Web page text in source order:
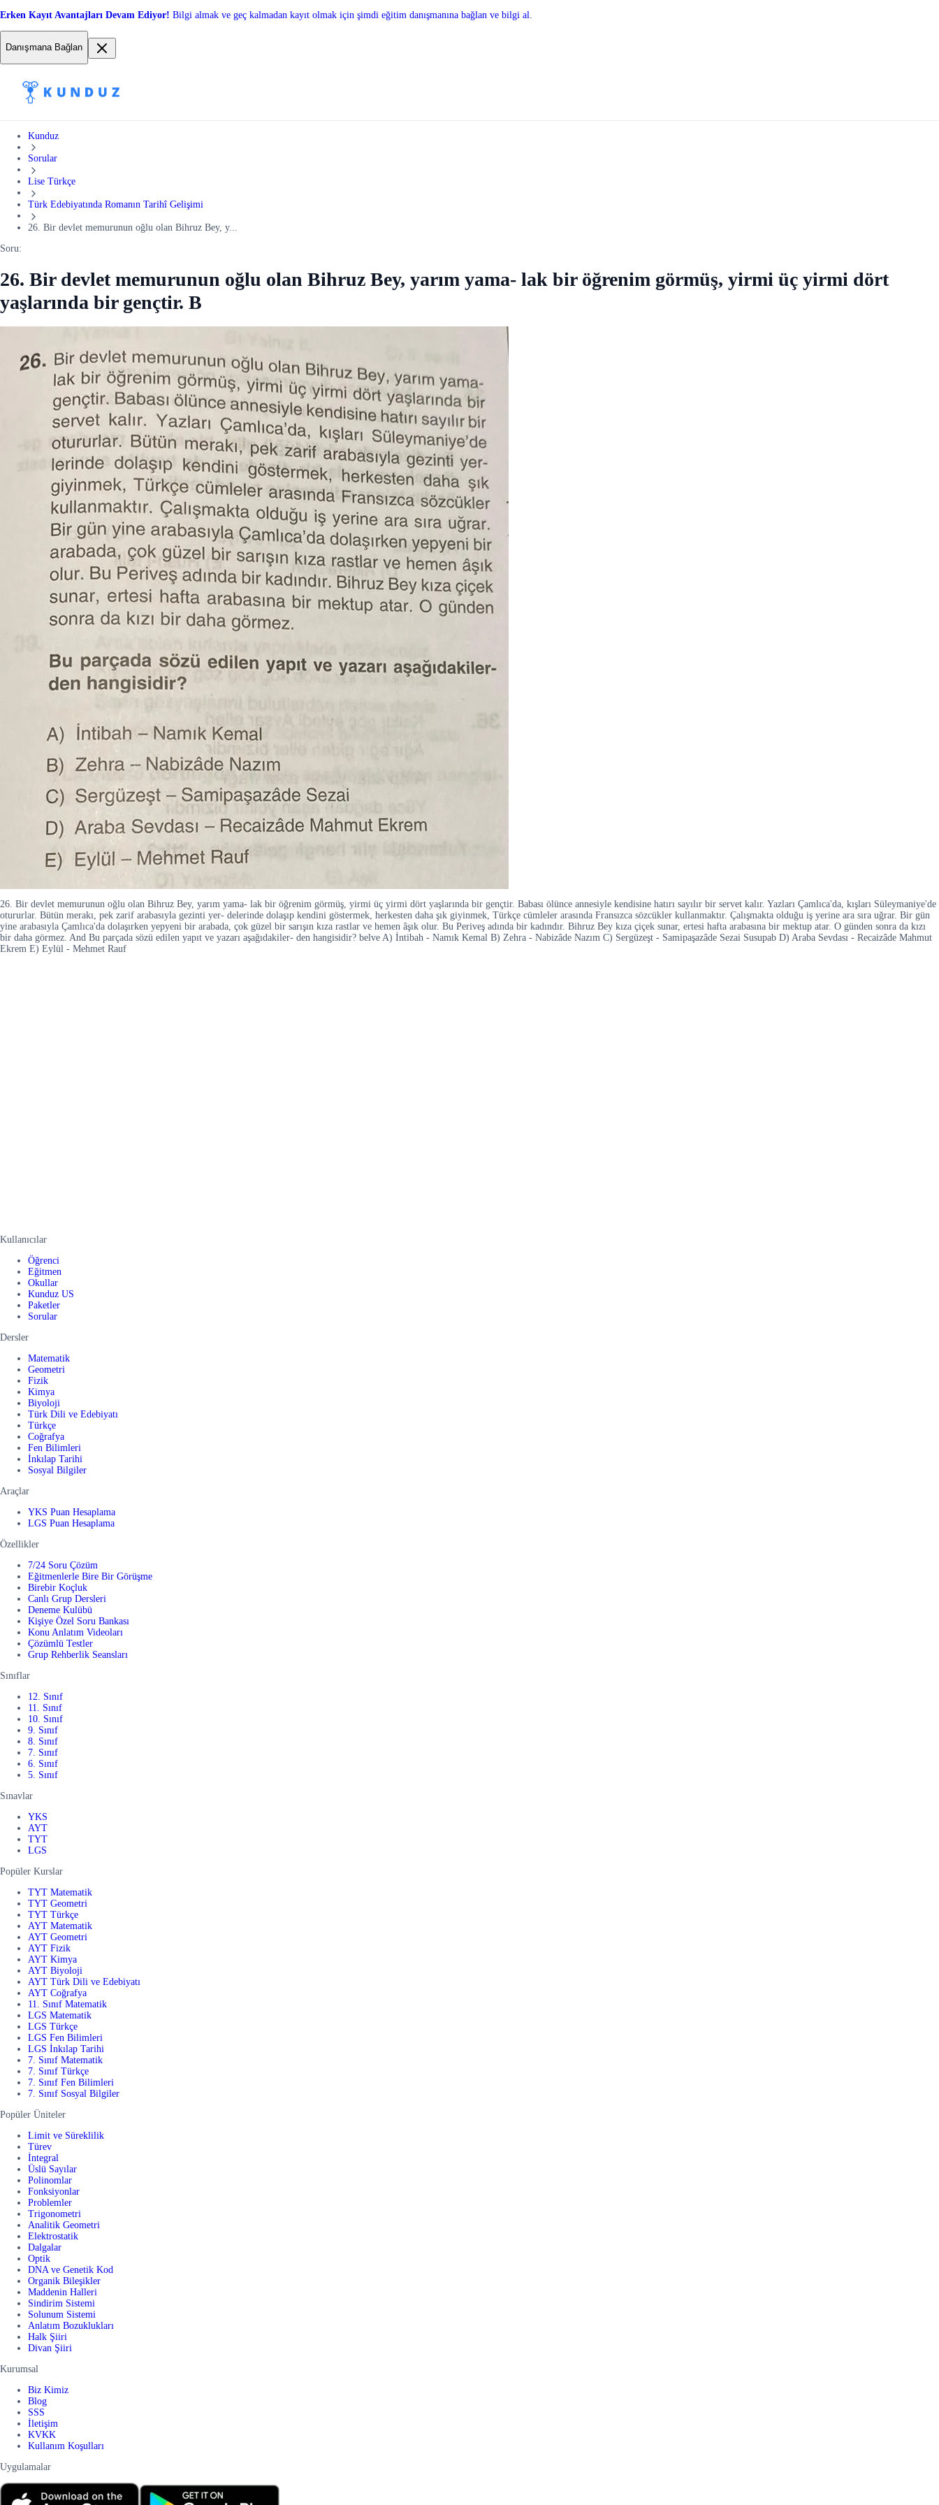
Erken Kayıt Avantajları Devam Ediyor! Bilgi almak ve geç kalmadan kayıt olmak için şimdi eğitim danışmanına bağlan ve bilgi al.
Danışmana Bağlan
Kunduz
Sorular
Lise Türkçe
Türk Edebiyatında Romanın Tarihî Gelişimi
26. Bir devlet memurunun oğlu olan Bihruz Bey, y...
Soru:
26. Bir devlet memurunun oğlu olan Bihruz Bey, yarım yama- lak bir öğrenim görmüş, yirmi üç yirmi dört
yaşlarında bir gençtir. B
26. Bir devlet memurunun oğlu olan Bihruz Bey, yarım yama- lak bir öğrenim görmüş, yirmi üç yirmi dört yaşlarında bir gençtir. Babası ölünce annesiyle kendisine hatırı sayılır bir servet kalır. Yazları Çamlıca'da, kışları Süleymaniye'de
otururlar. Bütün merakı, pek zarif arabasıyla gezinti yer- delerinde dolaşıp kendini göstermek, herkesten daha şık giyinmek, Türkçe cümleler arasında Fransızca sözcükler kullanmaktır. Çalışmakta olduğu iş yerine ara sıra uğrar. Bir gün
yine arabasıyla Çamlıca'da dolaşırken yepyeni bir arabada, çok güzel bir sarışın kıza rastlar ve hemen âşık olur. Bu Periveş adında bir kadındır. Bihruz Bey kıza çiçek sunar, ertesi hafta arabasına bir mektup atar. O günden sonra da kızı
bir daha görmez. And Bu parçada sözü edilen yapıt ve yazarı aşağıdakiler- den hangisidir? belve A) İntibah - Namık Kemal B) Zehra - Nabizâde Nazım C) Sergüzeşt - Samipaşazâde Sezai Susupab D) Araba Sevdası - Recaizâde Mahmut
Ekrem E) Eylül - Mehmet Rauf
Kullanıcılar
Öğrenci
Eğitmen
Okullar
Kunduz US
Paketler
Sorular
Dersler
Matematik
Geometri
Fizik
Kimya
Biyoloji
Türk Dili ve Edebiyatı
Türkçe
Coğrafya
Fen Bilimleri
İnkılap Tarihi
Sosyal Bilgiler
Araçlar
YKS Puan Hesaplama
LGS Puan Hesaplama
Özellikler
7/24 Soru Çözüm
Eğitmenlerle Bire Bir Görüşme
Birebir Koçluk
Canlı Grup Dersleri
Deneme Kulübü
Kişiye Özel Soru Bankası
Konu Anlatım Videoları
Çözümlü Testler
Grup Rehberlik Seansları
Sınıflar
12. Sınıf
11. Sınıf
10. Sınıf
9. Sınıf
8. Sınıf
7. Sınıf
6. Sınıf
5. Sınıf
Sınavlar
YKS
AYT
TYT
LGS
Popüler Kurslar
TYT Matematik
TYT Geometri
TYT Türkçe
AYT Matematik
AYT Geometri
AYT Fizik
AYT Kimya
AYT Biyoloji
AYT Türk Dili ve Edebiyatı
AYT Coğrafya
11. Sınıf Matematik
LGS Matematik
LGS Türkçe
LGS Fen Bilimleri
LGS İnkılap Tarihi
7. Sınıf Matematik
7. Sınıf Türkçe
7. Sınıf Fen Bilimleri
7. Sınıf Sosyal Bilgiler
Popüler Üniteler
Limit ve Süreklilik
Türev
İntegral
Üslü Sayılar
Polinomlar
Fonksiyonlar
Problemler
Trigonometri
Analitik Geometri
Elektrostatik
Dalgalar
Optik
DNA ve Genetik Kod
Organik Bileşikler
Maddenin Halleri
Sindirim Sistemi
Solunum Sistemi
Anlatım Bozuklukları
Halk Şiiri
Divan Şiiri
Kurumsal
Biz Kimiz
Blog
SSS
İletişim
KVKK
Kullanım Koşulları
Uygulamalar